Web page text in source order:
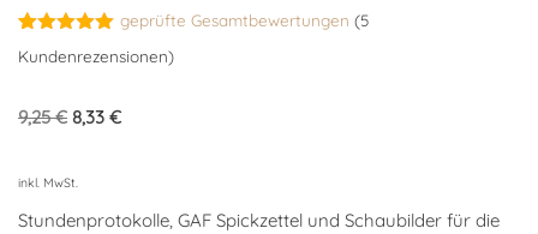
Bewertet
mit5.00
auf
5
geprüfte Gesamtbewertungen (5
Kundenrezensionen)
9,25€ 8,33 €
inkl. MwSt.
Stundenprotokolle, GAF Spickzettel und Schaubilder für die